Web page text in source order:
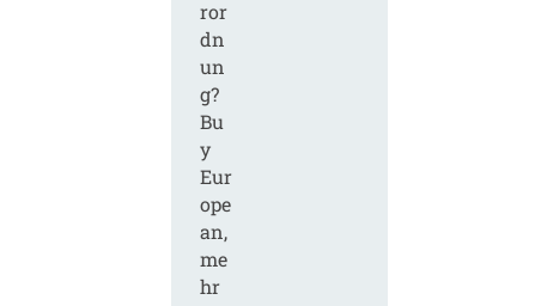
ror
dn
un
g?
Bu
y
Eur
ope
an,
me
hr